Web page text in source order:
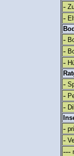
-
-
-
-
-
-
-
-
-
-
---